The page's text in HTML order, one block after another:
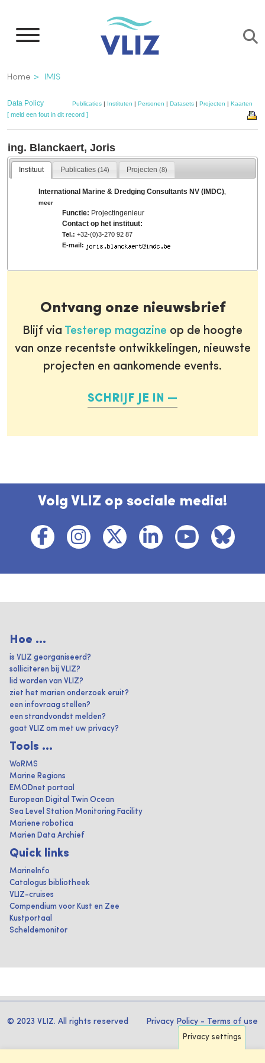
naar
inhoud
gaan
Kruimelpad
Home IMIS
Data Policy Publicaties| Instituten | Personen | Datasets| Projecten | Kaarten
[ meld een fout in dit record ]
ing. Blanckaert, Joris
Instituut Publicaties(14) Projecten (8)
International Marine & Dredging Consultants NV (IMDC)
meer
Functie: Projectingenieur
Contact op het instituut:
Tel.: +32-(0)3-270 92 87
E-mail:
Ontvang onze nieuwsbrief
Blijf via Testerep magazine op de hoogte
van onze recentste ontwikkelingen, nieuwste
projecten en aankomende events.
SCHRIJF JE IN
Volg VLIZ op sociale media!
Hoe ...
is VLIZ georganiseerd?
solliciteren bij VLIZ?
lid worden van VLIZ?
ziet het marien onderzoek eruit?
een infovraag stellen?
een strandvondst melden?
gaat VLIZ om met uw privacy?
Tools ...
WoRMS
Marine Regions
EMODnet portaal
European Digital Twin Ocean
Sea Level Station Monitoring Facility
Mariene robotica
Marien Data Archief
Quick links
MarineInfo
Catalogus bibliotheek
VLIZ-cruises
Compendium voor Kust en Zee
Kustportaal
Scheldemonitor
© 2023 VLIZ. All rights reserved Privacy Policy - Terms of use
Privacy settings